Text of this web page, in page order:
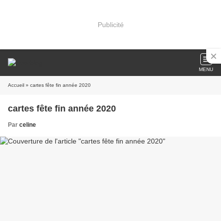
Publicité
MENU
Accueil » cartes fête fin année 2020
cartes fête fin année 2020
Par celine